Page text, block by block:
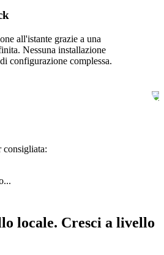
all'istante grazie a una
Nessuna installazione
configurazione complessa.
consigliata:
locale. Cresci a livello